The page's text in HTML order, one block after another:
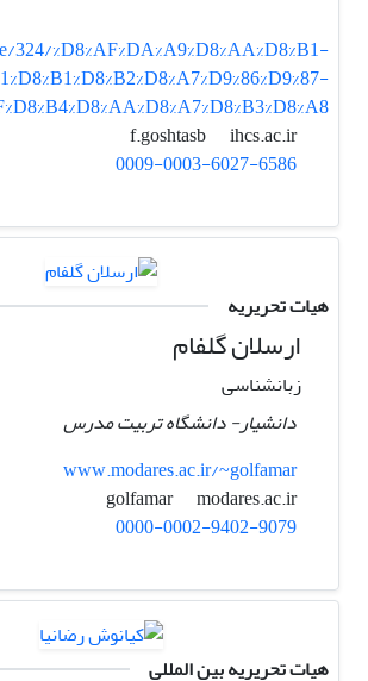
%D8%AF%DA%A9%D8%AA%D8%B1-
f.goshtasb
ihcs.ac.ir
0009-0003-6027-6586
هیات تحریریه
ارسلان گلفام
زبانشناسی
دانشیار- دانشگاه تربیت مدرس
www.modares.ac.ir/~golfamar
golfamar
modares.ac.ir
0000-0002-9402-9079
هیات تحریریه بین المللی